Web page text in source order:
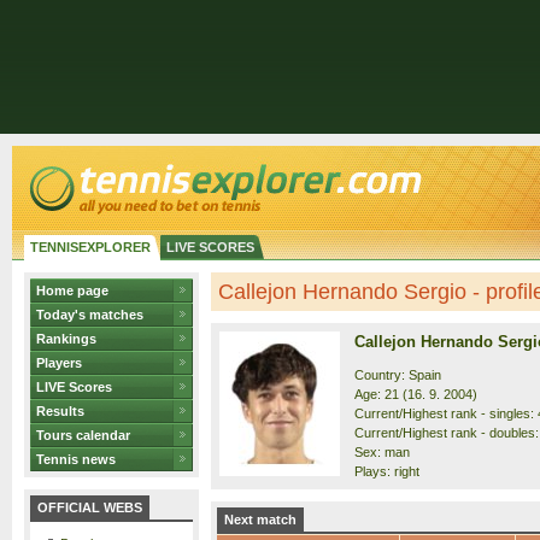
TENNISEXPLORER LIVE SCORES
Home page
Today's matches
Rankings
Players
LIVE Scores
Results
Tours calendar
Tennis news
OFFICIAL WEBS
Callejon Hernando Sergio -
Callejon Hernando
Country: Spain
Age: 21 (16. 9. 2004)
Current/Highest rank - singles:
Current/Highest rank -
Sex: man
Plays: right
Next match